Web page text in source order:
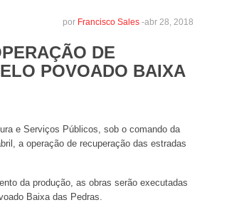
abr 28, 2018
por Francisco Sales -
DE
POVOADO BAIXA
e Serviços Públicos, sob o comando da
a operação de recuperação das estradas
da produção, as obras serão executadas
Baixa das Pedras.